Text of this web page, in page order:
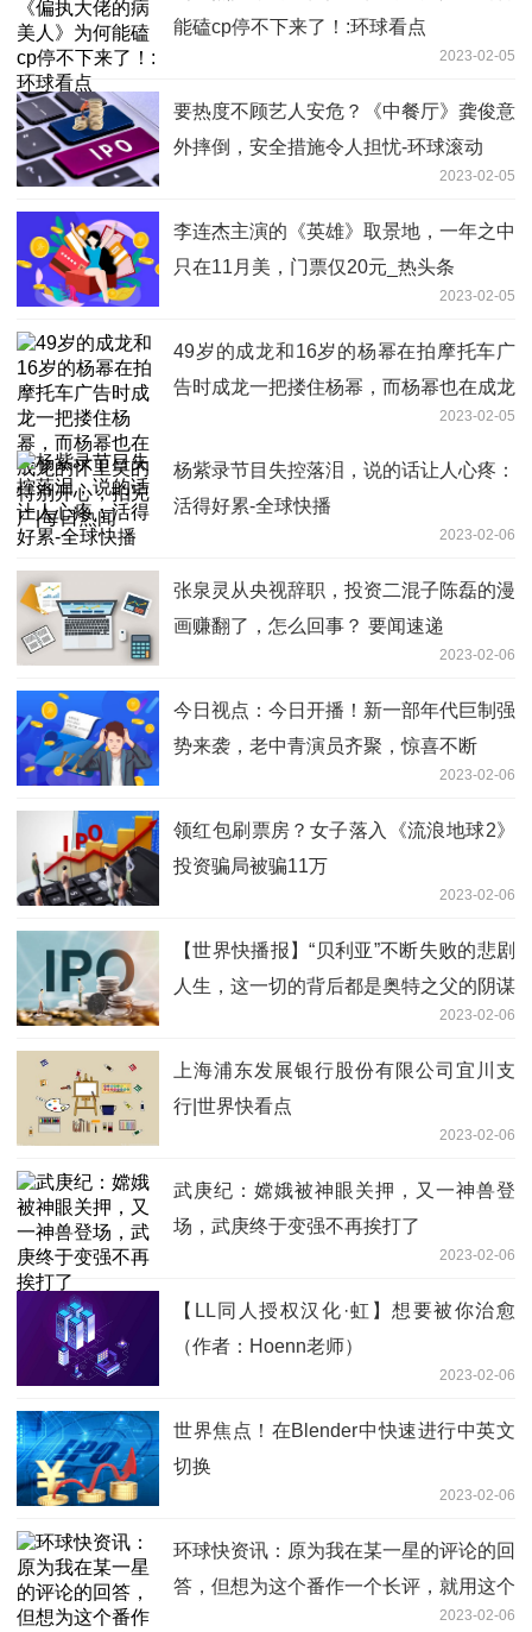
能磕cp停不下来了！:环球看点
2023-02-05
要热度不顾艺人安危？《中餐厅》龚俊意
外摔倒，安全措施令人担忧-环球滚动
2023-02-05
李连杰主演的《英雄》取景地，一年之中
只在11月美，门票仅20元_热头条
2023-02-05
49岁的成龙和16岁的杨幂在拍摩托车广
告时成龙一把搂住杨幂，而杨幂也在成龙
的怀里笑的特别开心，拍完广|每日热闻
2023-02-05
杨紫录节目失控落泪，说的话让人心疼：
活得好累-全球快播
2023-02-06
张泉灵从央视辞职，投资二混子陈磊的漫
画赚翻了，怎么回事？ 要闻速递
2023-02-06
今日视点：今日开播！新一部年代巨制强
势来袭，老中青演员齐聚，惊喜不断
2023-02-06
领红包刷票房？女子落入《流浪地球2》
投资骗局被骗11万
2023-02-06
【世界快播报】“贝利亚”不断失败的悲剧
人生，这一切的背后都是奥特之父的阴谋
2023-02-06
上海浦东发展银行股份有限公司宜川支
行|世界快看点
2023-02-06
武庚纪：嫦娥被神眼关押，又一神兽登
场，武庚终于变强不再挨打了
2023-02-06
【LL同人授权汉化·虹】想要被你治愈
（作者：Hoenn老师）
2023-02-06
世界焦点！在Blender中快速进行中英文
切换
2023-02-06
环球快资讯：原为我在某一星的评论的回
答，但想为这个番作一个长评，就用这个
2023-02-06